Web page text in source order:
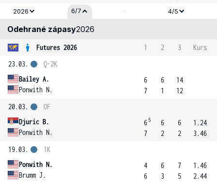
2026 6/7 - 4/5
Odehrané zápasy2026
Futures 2026 1 2 3
Kurs
23.03.
Bailey A.
Ponwith N.
Q-2K
6
7
6
1
14
12
20.03.
Djuric B.
Ponwith N.
OF
6 5
7
6
2
6
2
1.24
3.46
19.03.
Ponwith N.
Brumm J.
1K
4
6
6
3
7
5
1.46
2.44